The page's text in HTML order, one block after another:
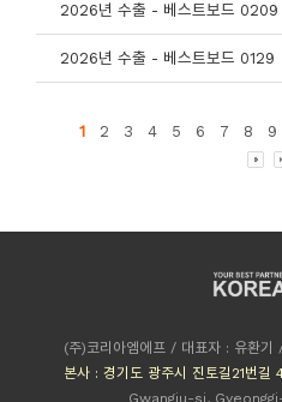
2026년 수출 - 베스트보드 0209
2026년 수출 - 베스트보드 0129
1 2 3 4 5 6 7 8 9
(주)코리아엠에프 / 대표자 : 유환
본사 : 경기도 광주시 진토길21번길